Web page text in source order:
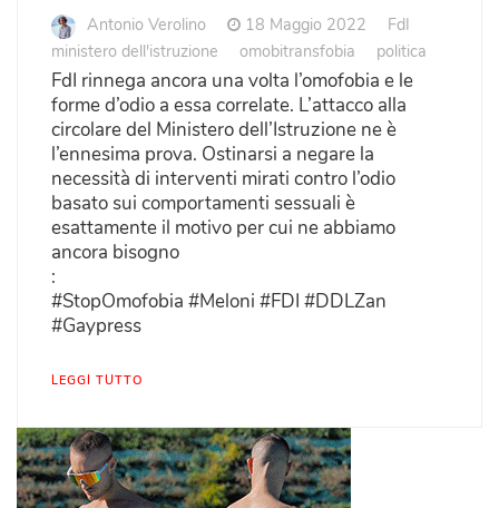
Antonio Verolino 18 Maggio 2022
FdI
ministero dell'istruzione
omobitransfobia politica
FdI rinnega ancora una volta l’omofobia e le
forme d’odio a essa correlate. L’attacco alla
circolare del Ministero dell’Istruzione ne è
l’ennesima prova. Ostinarsi a negare la
necessità di interventi mirati contro l’odio
basato sui comportamenti sessuali è
esattamente il motivo per cui ne abbiamo
ancora bisogno
:
#StopOmofobia #Meloni #FDI #DDLZan
#Gaypress
LEGGI TUTTO